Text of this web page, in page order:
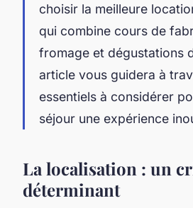
choisir la meilleure
qui combine cours de
fromage et dégustations
article vous guidera à
essentiels à considérer
séjour une expérience
La localisation : un
déterminant